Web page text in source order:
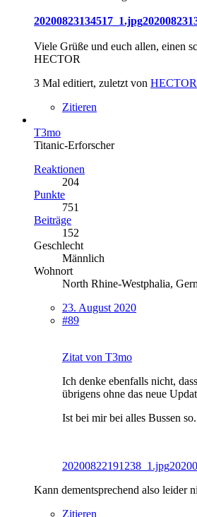
20200823134517_1.jpg
Viele Grüße und euch allen, einen
HECTOR
3 Mal editiert, zuletzt von HECTOR
Zitieren
T3mo
Titanic-Erforscher
Reaktionen
204
Punkte
751
Beiträge
152
Geschlecht
Männlich
Wohnort
North Rhine-Westphalia,
23. August 2020
#89
Zitat von T3mo
Ich denke ebenfalls nicht,
übrigens ohne das neue
Ist bei mir bei alles Bussen so.
20200822191238_1.jpg
Kann dementsprechend also leider
Zitieren